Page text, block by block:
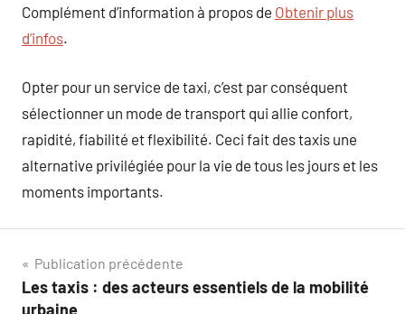
Complément d’information à propos de Obtenir plus
d’infos.
Opter pour un service de taxi, c’est par conséquent
sélectionner un mode de transport qui allie confort,
rapidité, fiabilité et flexibilité. Ceci fait des taxis une
alternative privilégiée pour la vie de tous les jours et les
moments importants.
Navigation
de
Publication précédente
Les taxis : des acteurs essentiels de la mobilité
urbaine